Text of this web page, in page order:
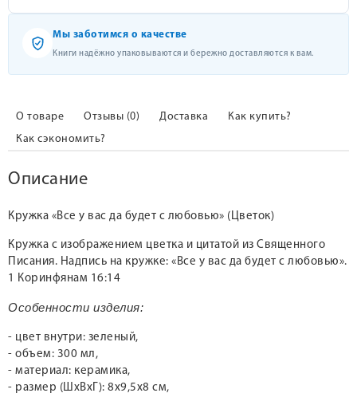
Мы заботимся о качестве
Книги надёжно упаковываются и бережно доставляются к вам.
О товаре Отзывы (0) Доставка
Как купить?
Как сэкономить?
Описание
Кружка «Все у вас да будет с любовью» (Цветок)
Кружка с изображением цветка и цитатой из Священного
Писания. Надпись на кружке: «Все у вас да будет с любовью».
1 Коринфянам 16:14
Особенности изделия:
- цвет внутри: зеленый,
- объем: 300 мл,
- материал: керамика,
- размер (ШxВxГ): 8х9,5х8 см,